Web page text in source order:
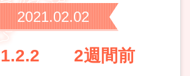
2021.02.02
2週間前